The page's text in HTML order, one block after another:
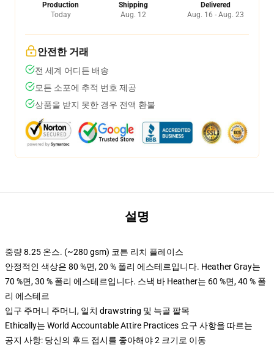
Production
Today
Shipping
Aug. 12
Delivered
Aug. 16 - Aug. 23
안전한 거래
전 세계 어디든 배송
모든 소포에 추적 번호 제공
상품을 받지 못한 경우 전액 환불
설명
중량 8.25 온스. (~280 gsm) 코튼 리치 플레이스
안정적인 색상은 80 %면, 20 % 폴리 에스테르입니다. Heather Gray는
70 %면, 30 % 폴리 에스테르입니다. 스낵 바 Heather는 60 %면, 40 % 폴
리 에스테르
입구 주머니 주머니, 일치 drawstring 및 늑골 팔목
Ethically는 World Accountable Attire Practices 요구 사항을 따르는
공지 사항: 당신의 후드 접시를 좋아해야 2 크기로 이동